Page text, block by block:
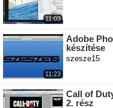
11:03
11:23
Adobe
készítése
szesze15
Call of
2. rész